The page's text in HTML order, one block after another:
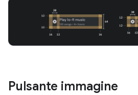
Pulsante immagine